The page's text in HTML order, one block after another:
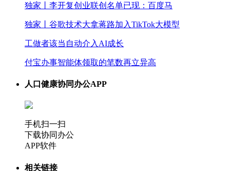
独家丨李开复创业联创名单已现：百度马
独家丨谷歌技术大拿蒋路加入TikTok大模型
工做者该当自动介入AI成长
付宝办事智能体领取的笔数再立异高
人口健康协同办公APP
手机扫一扫
下载协同办公
APP软件
相关链接